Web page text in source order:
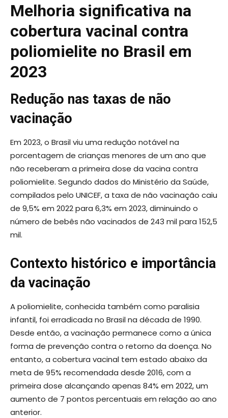
Melhoria significativa na
cobertura vacinal contra
poliomielite no Brasil em
2023
Redução nas taxas de não
vacinação
Em 2023, o Brasil viu uma redução notável na
porcentagem de crianças menores de um ano que
não receberam a primeira dose da vacina contra
poliomielite. Segundo dados do Ministério da Saúde,
compilados pelo UNICEF, a taxa de não vacinação caiu
de 9,5% em 2022 para 6,3% em 2023, diminuindo o
número de bebês não vacinados de 243 mil para 152,5
mil.
Contexto histórico e importância
da vacinação
A poliomielite, conhecida também como paralisia
infantil, foi erradicada no Brasil na década de 1990.
Desde então, a vacinação permanece como a única
forma de prevenção contra o retorno da doença. No
entanto, a cobertura vacinal tem estado abaixo da
meta de 95% recomendada desde 2016, com a
primeira dose alcançando apenas 84% em 2022, um
aumento de 7 pontos percentuais em relação ao ano
anterior.